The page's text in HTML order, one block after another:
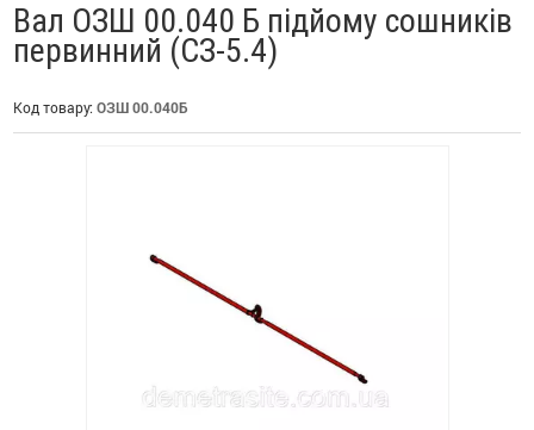
Вал ОЗШ 00.040 Б підйому сошників
первинний (СЗ-5.4)
Код товару: ОЗШ 00.040Б